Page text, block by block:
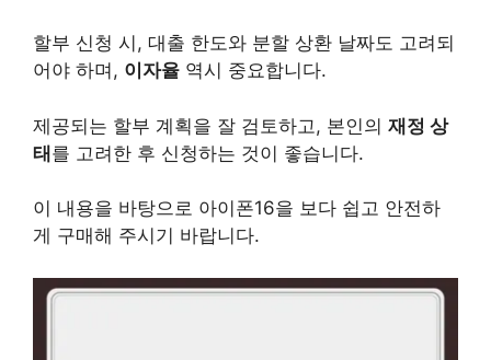
할부 신청 시, 대출 한도와 분할 상환 날짜도 고려되
어야 하며, 이자율 역시 중요합니다.
제공되는 할부 계획을 잘 검토하고, 본인의 재정 상
태를 고려한 후 신청하는 것이 좋습니다.
이 내용을 바탕으로 아이폰16을 보다 쉽고 안전하
게 구매해 주시기 바랍니다.